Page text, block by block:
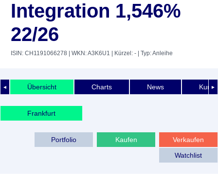
Integration 1,546%
22/26
ISIN: CH1191066278 | WKN: A3K6U1 | Kürzel: - | Typ: Anleihe
◄ ►
Übersicht Charts News
Frankfurt
Verkaufen
Kaufen
Portfolio
Watchlist